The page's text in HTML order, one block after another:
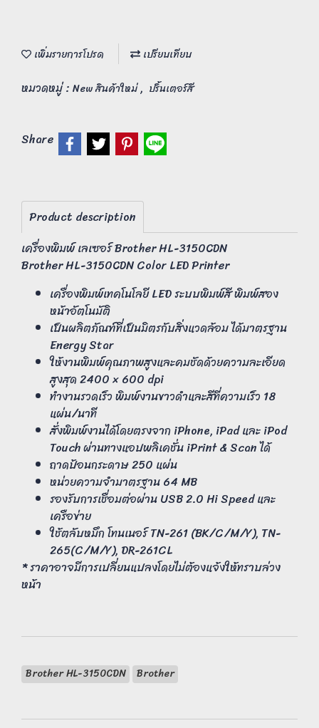
เพิ่มรายการโปรด เปรียบเทียบ
หมวดหมู่ : New สินค้าใหม่, ปริ้นเตอร์สี
Share
Product description
เครื่องพิมพ์ เลเซอร์ Brother HL-3150CDN
Brother HL-3150CDN Color LED Printer
เครื่องพิมพ์เทคโนโลยี LED ระบบพิมพ์สี พิมพ์สอง
หน้าอัตโนมัติ
เป็นผลิตภัณฑ์ที่เป็นมิตรกับสิ่งแวดล้อม ได้มาตรฐาน
Energy Star
ให้งานพิมพ์คุณภาพสูงและคมชัดด้วยความละเอียด
สูงสุด 2400 × 600 dpi
ทำงานรวดเร็ว พิมพ์งานขาวดำและสีที่ความเร็ว 18
แผ่น/นาที
สั่งพิมพ์งานได้โดยตรงจาก iPhone, iPad และ iPod
Touch ผ่านทางแอปพลิเคชั่น iPrint & Scan ได้
ถาดป้อนกระดาษ 250 แผ่น
หน่วยความจำมาตรฐาน 64 MB
รองรับการเชื่อมต่อผ่าน USB 2.0 Hi Speed และ
เครือข่าย
ใช้ตลับหมึก โทนเนอร์ TN-261 (BK/C/M/Y), TN-
265(C/M/Y), DR-261CL
* ราคาอาจมีการเปลี่ยนแปลงโดยไม่ต้องแจ้งให้ทราบล่วง
หน้า
Brother HL-3150CDN Brother